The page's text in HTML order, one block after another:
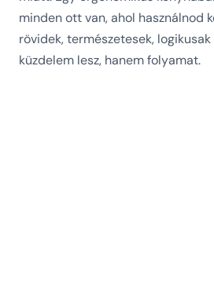
minden ott van, ahol használnod
rövidek, természetesek,
küzdelem lesz, hanem folyamat.